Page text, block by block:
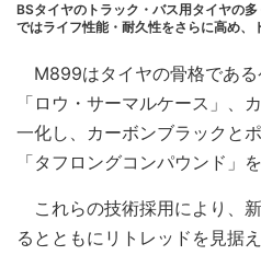
BSタイヤのトラック・バス用タイヤの
ではライフ性能・耐久性をさらに高め、
M899はタイヤの骨格である
「ロウ・サーマルケース」、
一化し、カーボンブラックと
「タフロングコンパウンド」を
これらの技術採用により、
るとともにリトレッドを見据